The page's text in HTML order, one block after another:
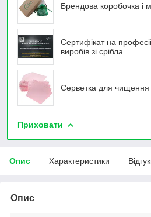
Брендова коробочка і
Сертифікат на
виробів зі срібла
Серветка для чищення
Приховати
Опис Характеристики
Опис